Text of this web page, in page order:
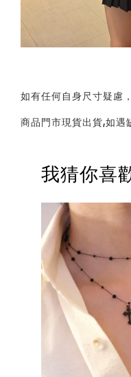
如有任何自身尺寸疑慮
商品門市現貨出貨,如遇
我猜你喜